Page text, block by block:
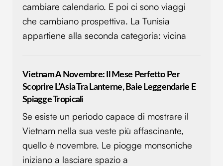
cambiare calendario. E poi ci sono viaggi
che cambiano prospettiva. La Tunisia
appartiene alla seconda categoria: vicina
Vietnam A Novembre: Il Mese Perfetto Per
Scoprire L’Asia Tra Lanterne, Baie Leggendarie E
Spiagge Tropicali
Se esiste un periodo capace di mostrare il
Vietnam nella sua veste più affascinante,
quello è novembre. Le piogge monsoniche
iniziano a lasciare spazio a